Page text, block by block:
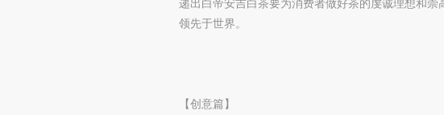
递出白帝安吉白茶要为消费者做好茶的虔诚理想和
领先于世界。
【创意篇】